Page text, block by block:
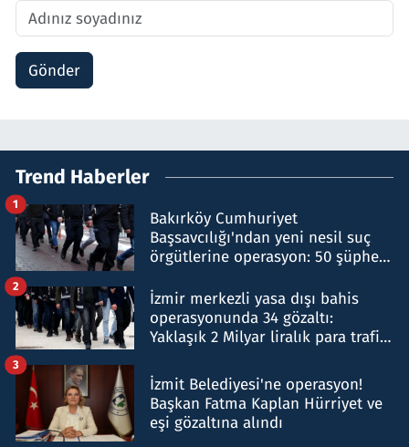
Gönder
Trend Haberler
Bakırköy Cumhuriyet
Başsavcılığı'ndan yeni nesil suç
örgütlerine operasyon: 50 şüpheli
1
İzmir merkezli yasa dışı bahis
operasyonunda 34 gözaltı:
Yaklaşık 2 Milyar liralık para trafiği
2
İzmit Belediyesi'ne operasyon!
Başkan Fatma Kaplan Hürriyet ve
eşi gözaltına alındı
3